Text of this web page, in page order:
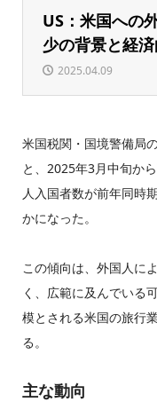
US：米国への
少の背景と経
2025.04.09
米国税関・国境警備局
と、2025年3月中旬か
人入国者数が前年同時
かになった。
この傾向は、外国人に
く、広範に及んでいる
模とされる米国の旅行
る。
主な動向